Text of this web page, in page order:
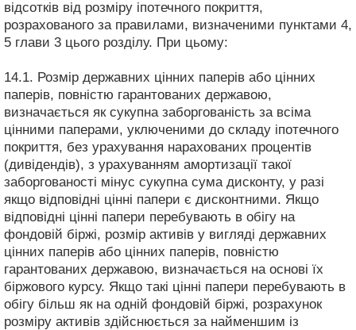
відсотків від розміру іпотечного покриття,
розрахованого за правилами, визначеними пунктами 4,
5 глави 3 цього розділу. При цьому:
14.1. Розмір державних цінних паперів або цінних
паперів, повністю гарантованих державою,
визначається як сукупна заборгованість за всіма
цінними паперами, уключеними до складу іпотечного
покриття, без урахування нарахованих процентів
(дивідендів), з урахуванням амортизації такої
заборгованості мінус сукупна сума дисконту, у разі
якщо відповідні цінні папери є дисконтними. Якщо
відповідні цінні папери перебувають в обігу на
фондовій біржі, розмір активів у вигляді державних
цінних паперів або цінних паперів, повністю
гарантованих державою, визначається на основі їх
біржового курсу. Якщо такі цінні папери перебувають в
обігу більш як на одній фондовій біржі, розрахунок
розміру активів здійснюється за найменшим із